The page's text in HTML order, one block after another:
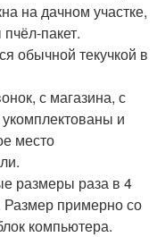
на дачном участке,
пакет.
обычной текучкой в
с магазина, с
и
место
размеры раза в 4
Размер примерно со
компьютера.